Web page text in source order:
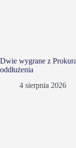
Dwie wygrane z
oddłużenia
4 sierpnia 2026